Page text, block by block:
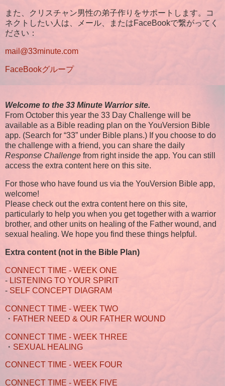
また、クリスチャン男性の弟子作りをサポートします。コ
ネクトしたい人は、メール、またはFaceBookで繋がってく
ださい：
mail@33minute.com
FaceBookグループ
Welcome to the 33 Minute Warrior site.
From October this year the 33 Day Challenge will be
available as a Bible reading plan on the YouVersion Bible
app. (Search for “33” under Bible plans.) If you choose to do
the challenge with a friend, you can share the daily
Response Challenge from right inside the app. You can still
access the extra content here on this site.
For those who have found us via the YouVersion Bible app,
welcome!
Please check out the extra content here on this site,
particularly to help you when you get together with a warrior
brother, and other units on healing of the Father wound, and
sexual healing. We hope you find these things helpful.
Extra content (not in the Bible Plan)
CONNECT TIME - WEEK ONE
- LISTENING TO YOUR SPIRIT
- SELF CONCEPT DIAGRAM
CONNECT TIME - WEEK TWO
・ FATHER NEED & OUR FATHER WOUND
CONNECT TIME - WEEK THREE
・ SEXUAL HEALING
CONNECT TIME - WEEK FOUR
CONNECT TIME - WEEK FIVE